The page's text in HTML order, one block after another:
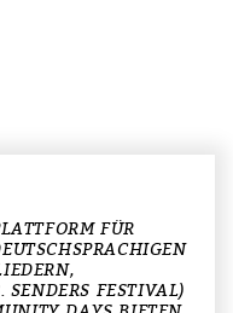
FÜR
FESTIVAL) U